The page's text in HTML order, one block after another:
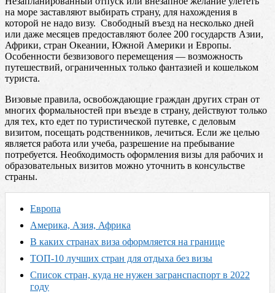
на море заставляют выбирать страну, для нахождения в
которой не надо визу. Свободный въезд на несколько дней
или даже месяцев предоставляют более 200 государств Азии,
Африки, стран Океании, Южной Америки и Европы.
Особенности безвизового перемещения — возможность
путешествий, ограниченных только фантазией и кошельком
туриста.
Визовые правила, освобождающие граждан других стран от
многих формальностей при въезде в страну, действуют только
для тех, кто едет по туристической путевке, с деловым
визитом, посещать родственников, лечиться. Если же целью
является работа или учеба, разрешение на пребывание
потребуется. Необходимость оформления визы для рабочих и
образовательных визитов можно уточнить в консульстве
страны.
Европа
Америка, Азия, Африка
В каких странах виза оформляется на границе
ТОП-10 лучших стран для отдыха без визы
Список стран, куда не нужен загранспаспорт в 2022
году